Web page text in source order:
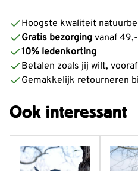
wanneer dit product weer op
Hoogste kwaliteit
Gratis bezorging vanaf 49,-
10% ledenkorting
Betalen zoals jij wilt,
Gemakkelijk retourneren
Ook interessant